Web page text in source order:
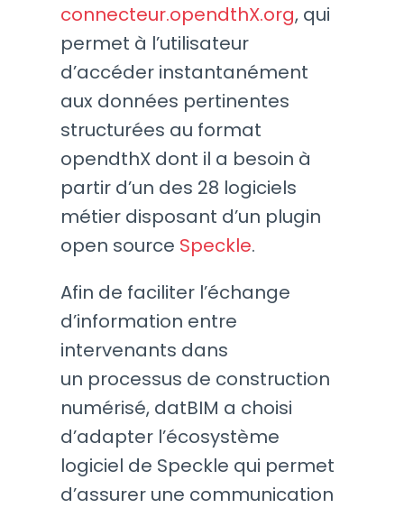
connecteur.opendthX.org, qui
permet à l’utilisateur
d’accéder instantanément
aux données pertinentes
structurées au format
opendthX dont il a besoin à
partir d’un des 28 logiciels
métier disposant d’un plugin
open source Speckle.
Afin de faciliter l’échange
d’information entre
intervenants dans
un processus de construction
numérisé, datBIM a choisi
d’adapter l’écosystème
logiciel de Speckle qui permet
d’assurer une communication